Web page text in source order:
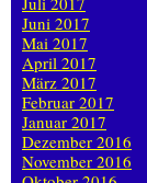
Juni 2017
Mai 2017
April 2017
März 2017
Februar 2017
Januar 2017
Dezember 2016
November 2016